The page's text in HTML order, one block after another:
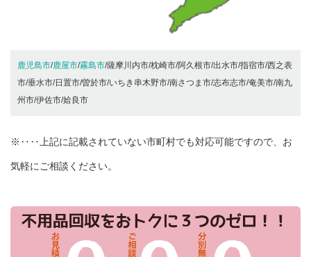
鹿児島市/鹿屋市/霧島市/薩摩川内市/枕崎市/阿久根市/出水市/指宿市/西之表
市/垂水市/日置市/曽於市/いちき串木野市/南さつま市/志布志市/奄美市/南九
州市/伊佐市/姶良市
※‥‥上記に記載されていない市町村でも対応可能ですので、お
気軽にご相談ください。